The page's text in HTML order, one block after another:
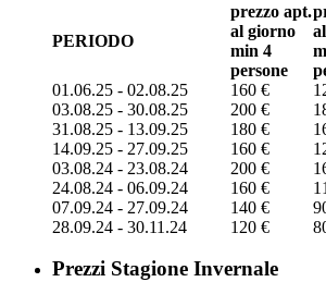
PERIODO
prezzo apt.
al giorno
min 4
persone
01.06.25 - 02.08.25
160 €
03.08.25 - 30.08.25
200 €
31.08.25 - 13.09.25
180 €
14.09.25 - 27.09.25
160 €
03.08.24 - 23.08.24
200 €
24.08.24 - 06.09.24
160 €
07.09.24 - 27.09.24
140 €
28.09.24 - 30.11.24
120 €
Prezzi Stagione Invernale